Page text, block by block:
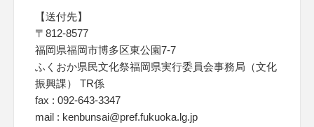
【送付先】
〒812-8577
福岡県福岡市博多区東公園7-7
ふくおか県民文化祭福岡県実行委員会事務局（文化
振興課） TR係
fax : 092-643-3347
mail : kenbunsai@pref.fukuoka.lg.jp